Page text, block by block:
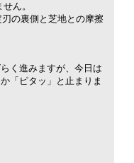
ん。
の裏側と芝地との摩擦
く進みますが、今日は
「ピタッ」と止まりま